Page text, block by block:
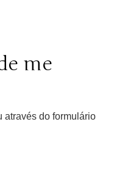
me
através do formulário